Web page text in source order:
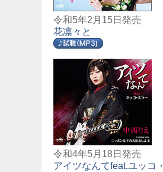
令和5年2月15日発売
花凛々と
令和4年5月18日発売
アイツなんてfeat.ユッコ・